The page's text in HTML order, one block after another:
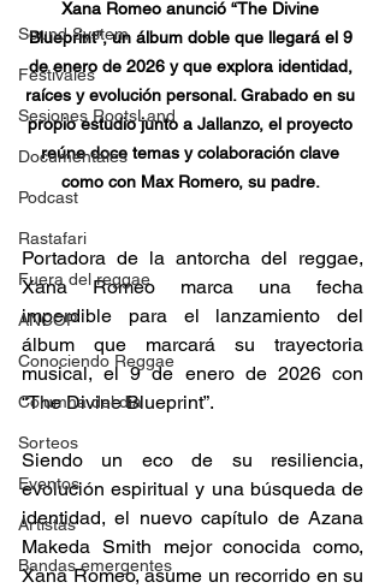
Sound System
Festivales
Sesiones RootsLand
Documentales
Podcast
Rastafari
Fuera del reggae
ANCOP
Conociendo Reggae
Columna del día
Sorteos
Eventos
Artistas
Bandas emergentes
Xana Romeo anunció “The Divine
Blueprint”, un álbum doble que llegará el 9
de enero de 2026 y que explora identidad,
raíces y evolución personal. Grabado en su
propio estudio junto a Jallanzo, el proyecto
reúne doce temas y colaboración clave
como con Max Romero, su padre.
Portadora de la antorcha del reggae,
Xana Romeo marca una fecha
imperdible para el lanzamiento del
álbum que marcará su trayectoria
musical, el 9 de enero de 2026 con
“The Divine Blueprint”.
Siendo un eco de su resiliencia,
evolución espiritual y una búsqueda de
identidad, el nuevo capítulo de Azana
Makeda Smith mejor conocida como,
Xana Romeo, asume un recorrido en su